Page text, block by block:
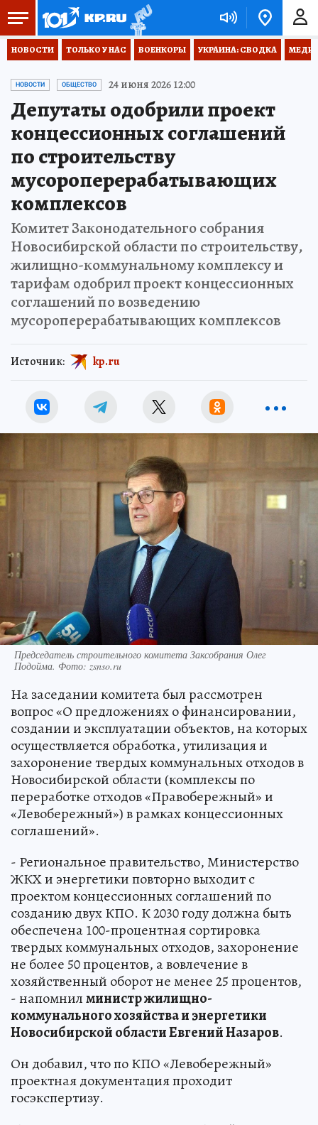
НОВОСТИ ТОЛЬКО У НАС ВОЕНКОРЫ УКРАИНА: СВОДКА
НОВОСТИ ОБЩЕСТВО 24 июня 2026 12:00
Депутаты одобрили проект
концессионных соглашений
по строительству
мусороперерабатывающих
комплексов
Комитет Законодательного собрания
Новосибирской области по строительству,
жилищно-коммунальному комплексу и
тарифам одобрил проект концессионных
соглашений по возведению
мусороперерабатывающих комплексов
Источник: kp.ru
Председатель строительного комитета Заксобрания Олег
Подойма. Фото: zsnso.ru
На заседании комитета был рассмотрен
вопрос «О предложениях о финансировании,
создании и эксплуатации объектов, на которых
осуществляется обработка, утилизация и
захоронение твердых коммунальных отходов в
Новосибирской области (комплексы по
переработке отходов «Правобережный» и
«Левобережный») в рамках концессионных
соглашений».
- Региональное правительство, Министерство
ЖКХ и энергетики повторно выходит с
проектом концессионных соглашений по
созданию двух КПО. К 2030 году должна быть
обеспечена 100-процентная сортировка
твердых коммунальных отходов, захоронение
не более 50 процентов, а вовлечение в
хозяйственный оборот не менее 25 процентов,
- напомнилминистр жилищно-
коммунального хозяйства и энергетики
Новосибирской области Евгений Назаров.
Он добавил, что по КПО «Левобережный»
проектная документация проходит
госэкспертизу.